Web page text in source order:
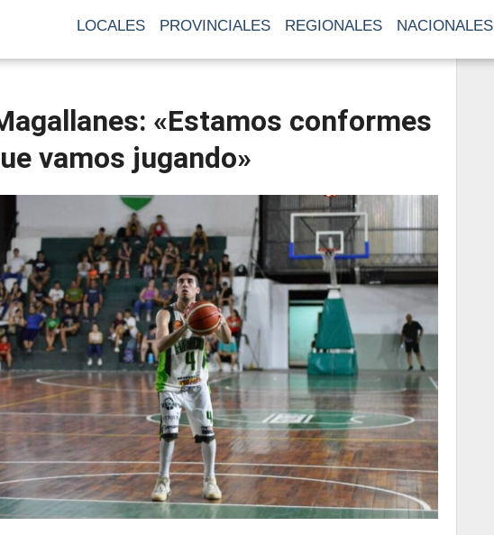
LOCALES PROVINCIALES REGIONALES NACIONALES
«Estamos conformes
vamos jugando»